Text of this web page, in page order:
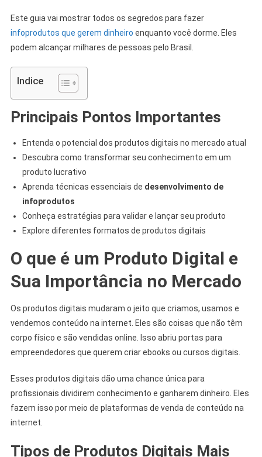
Este guia vai mostrar todos os segredos para fazer
infoprodutos que gerem dinheiro enquanto você dorme. Eles
podem alcançar milhares de pessoas pelo Brasil.
Indice
Principais Pontos Importantes
Entenda o potencial dos produtos digitais no mercado atual
Descubra como transformar seu conhecimento em um
produto lucrativo
Aprenda técnicas essenciais de desenvolvimento de
infoprodutos
Conheça estratégias para validar e lançar seu produto
Explore diferentes formatos de produtos digitais
O que é um Produto Digital e
Sua Importância no Mercado
Os produtos digitais mudaram o jeito que criamos, usamos e
vendemos conteúdo na internet. Eles são coisas que não têm
corpo físico e são vendidas online. Isso abriu portas para
empreendedores que querem criar ebooks ou cursos digitais.
Esses produtos digitais dão uma chance única para
profissionais dividirem conhecimento e ganharem dinheiro. Eles
fazem isso por meio de plataformas de venda de conteúdo na
internet.
Tipos de Produtos Digitais Mais